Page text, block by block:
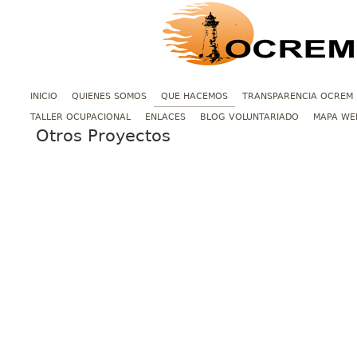
INICIO QUIENES SOMOS QUE HACEMOS
TRANSPARENCIA OCREM
TALLER OCUPACIONAL
ENLACES BLOG VOLUNTARIADO MAPA
Otros Proyectos